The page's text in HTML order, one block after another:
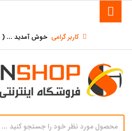
کاربر گرامی خوش آمدید ... (